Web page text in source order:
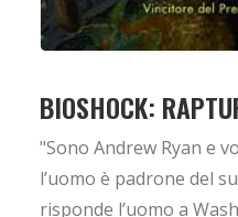
BIOSHOCK:
"Sono Andrew Ryan e
l’uomo è padrone del
risponde l’uomo a